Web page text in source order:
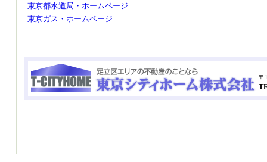
東京都水道局・ホームページ
東京ガス・ホームページ
〒